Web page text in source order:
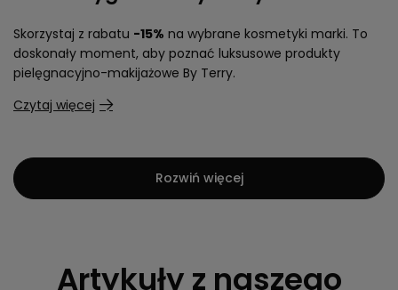
Skorzystaj z rabatu -15% na wybrane kosmetyki marki. To
doskonały moment, aby poznać luksusowe produkty
pielęgnacyjno-makijażowe By Terry.
Czytaj więcej
Rozwiń więcej
Artykuły z naszego